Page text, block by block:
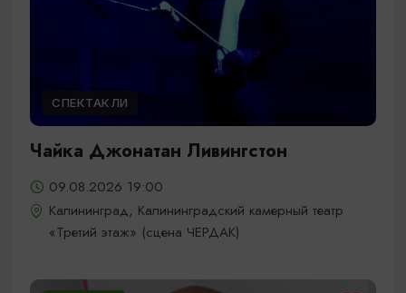
СПЕКТАКЛИ
Чайка Джонатан Ливингстон
09.08.2026 19:00
Калининград, Калининградский камерный театр
«Третий этаж» (сцена ЧЕРДАК)